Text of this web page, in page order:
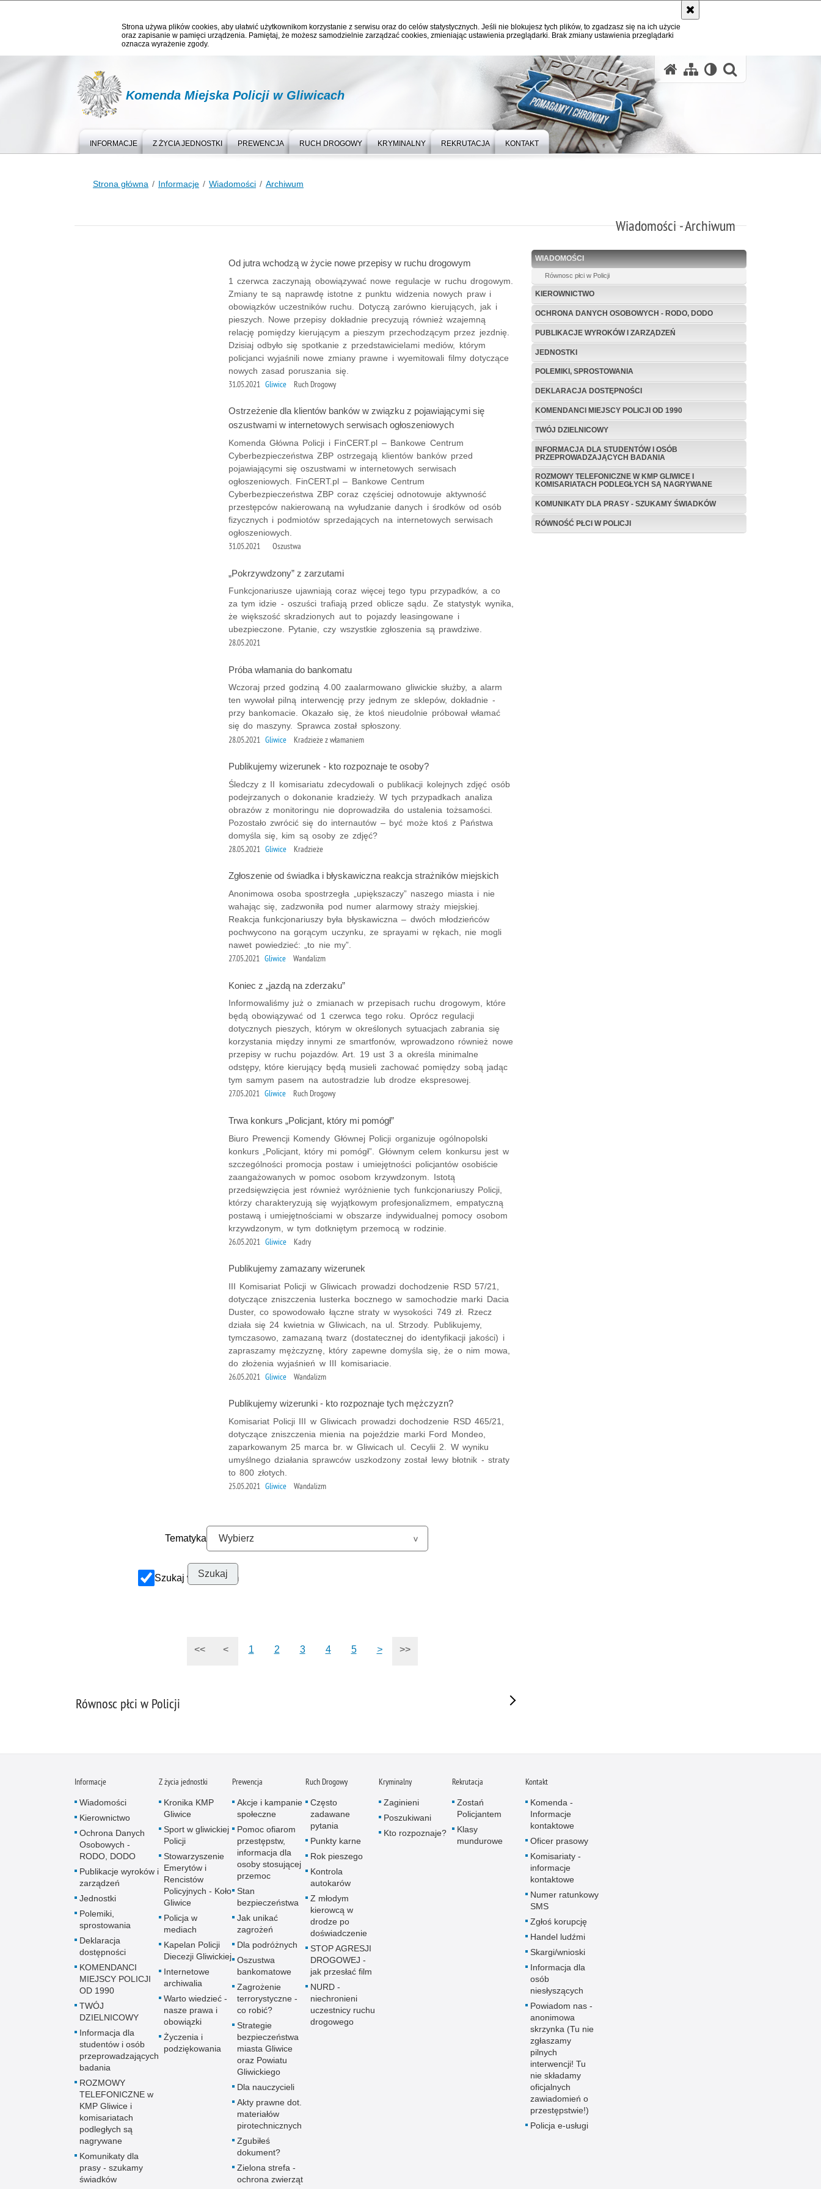
Strona używa plików cookies, aby ułatwić użytkownikom korzystanie z serwisu oraz do celów statystycznych. Jeśli nie blokujesz tych plików, to zgadzasz się na ich użycie
oraz zapisanie w pamięci urządzenia. Pamiętaj, że możesz samodzielnie zarządzać cookies, zmieniając ustawienia przeglądarki. Brak zmiany ustawienia przeglądarki
oznacza wyrażenie zgody.
Komenda Miejska Policji w Gliwicach
INFORMACJE Z ŻYCIA JEDNOSTKI PREWENCJA RUCH DROGOWY KRYMINALNY REKRUTACJA KONTAKT
Strona główna Informacje Wiadomości Archiwum
Wiadomości - Archiwum
Od jutra wchodzą w życie nowe przepisy w ruchu drogowym
1 czerwca zaczynają obowiązywać nowe regulacje w ruchu drogowym.
Zmiany te są naprawdę istotne z punktu widzenia nowych praw i
obowiązków uczestników ruchu. Dotyczą zarówno kierujących, jak i
pieszych. Nowe przepisy dokładnie precyzują również wzajemną
relację pomiędzy kierującym a pieszym przechodzącym przez jezdnię.
Dzisiaj odbyło się spotkanie z przedstawicielami mediów, którym
policjanci wyjaśnili nowe zmiany prawne i wyemitowali filmy dotyczące
nowych zasad poruszania się.
31.05.2021 Gliwice Ruch Drogowy
Ostrzeżenie dla klientów banków w związku z pojawiającymi się
oszustwami w internetowych serwisach ogłoszeniowych
Komenda Główna Policji i FinCERT.pl – Bankowe Centrum
Cyberbezpieczeństwa ZBP ostrzegają klientów banków przed
pojawiającymi się oszustwami w internetowych serwisach
ogłoszeniowych. FinCERT.pl – Bankowe Centrum
Cyberbezpieczeństwa ZBP coraz częściej odnotowuje aktywność
przestępców nakierowaną na wyłudzanie danych i środków od osób
fizycznych i podmiotów sprzedających na internetowych serwisach
ogłoszeniowych.
31.05.2021 Oszustwa
„Pokrzywdzony” z zarzutami
Funkcjonariusze ujawniają coraz więcej tego typu przypadków, a co
za tym idzie - oszuści trafiają przed oblicze sądu. Ze statystyk wynika,
że większość skradzionych aut to pojazdy leasingowane i
ubezpieczone. Pytanie, czy wszystkie zgłoszenia są prawdziwe.
28.05.2021
Próba włamania do bankomatu
Wczoraj przed godziną 4.00 zaalarmowano gliwickie służby, a alarm
ten wywołał pilną interwencję przy jednym ze sklepów, dokładnie -
przy bankomacie. Okazało się, że ktoś nieudolnie próbował włamać
się do maszyny. Sprawca został spłoszony.
28.05.2021 Gliwice Kradzieże z włamaniem
Publikujemy wizerunek - kto rozpoznaje te osoby?
Śledczy z II komisariatu zdecydowali o publikacji kolejnych zdjęć osób
podejrzanych o dokonanie kradzieży. W tych przypadkach analiza
obrazów z monitoringu nie doprowadziła do ustalenia tożsamości.
Pozostało zwrócić się do internautów – być może ktoś z Państwa
domyśla się, kim są osoby ze zdjęć?
28.05.2021 Gliwice Kradzieże
Zgłoszenie od świadka i błyskawiczna reakcja strażników miejskich
Anonimowa osoba spostrzegła „upiększaczy” naszego miasta i nie
wahając się, zadzwoniła pod numer alarmowy straży miejskiej.
Reakcja funkcjonariuszy była błyskawiczna – dwóch młodzieńców
pochwycono na gorącym uczynku, ze sprayami w rękach, nie mogli
nawet powiedzieć: „to nie my”.
27.05.2021 Gliwice Wandalizm
Koniec z „jazdą na zderzaku”
Informowaliśmy już o zmianach w przepisach ruchu drogowym, które
będą obowiązywać od 1 czerwca tego roku. Oprócz regulacji
dotycznych pieszych, którym w określonych sytuacjach zabrania się
korzystania między innymi ze smartfonów, wprowadzono również nowe
przepisy w ruchu pojazdów. Art. 19 ust 3 a określa minimalne
odstępy, które kierujący będą musieli zachować pomiędzy sobą jadąc
tym samym pasem na autostradzie lub drodze ekspresowej.
27.05.2021 Gliwice Ruch Drogowy
Trwa konkurs „Policjant, który mi pomógł”
Biuro Prewencji Komendy Głównej Policji organizuje ogólnopolski
konkurs „Policjant, który mi pomógł”. Głównym celem konkursu jest w
szczególności promocja postaw i umiejętności policjantów osobiście
zaangażowanych w pomoc osobom krzywdzonym. Istotą
przedsięwzięcia jest również wyróżnienie tych funkcjonariuszy Policji,
którzy charakteryzują się wyjątkowym profesjonalizmem, empatyczną
postawą i umiejętnościami w obszarze indywidualnej pomocy osobom
krzywdzonym, w tym dotkniętym przemocą w rodzinie.
26.05.2021 Gliwice Kadry
Publikujemy zamazany wizerunek
III Komisariat Policji w Gliwicach prowadzi dochodzenie RSD 57/21,
dotyczące zniszczenia lusterka bocznego w samochodzie marki Dacia
Duster, co spowodowało łączne straty w wysokości 749 zł. Rzecz
działa się 24 kwietnia w Gliwicach, na ul. Strzody. Publikujemy,
tymczasowo, zamazaną twarz (dostatecznej do identyfikacji jakości) i
zapraszamy mężczyznę, który zapewne domyśla się, że o nim mowa,
do złożenia wyjaśnień w III komisariacie.
26.05.2021 Gliwice Wandalizm
Publikujemy wizerunki - kto rozpoznaje tych mężczyzn?
Komisariat Policji III w Gliwicach prowadzi dochodzenie RSD 465/21,
dotyczące zniszczenia mienia na pojeździe marki Ford Mondeo,
zaparkowanym 25 marca br. w Gliwicach ul. Cecylii 2. W wyniku
umyślnego działania sprawców uszkodzony został lewy błotnik - straty
to 800 złotych.
25.05.2021 Gliwice Wandalizm
Tematyka
Szukaj w archiwum
<< < 1 2 3 4 5 > >>
Równosc płci w Policji
WIADOMOŚCI
Równosc płci w Policji
KIEROWNICTWO
OCHRONA DANYCH OSOBOWYCH - RODO, DODO
PUBLIKACJE WYROKÓW I ZARZĄDZEŃ
JEDNOSTKI
POLEMIKI, SPROSTOWANIA
DEKLARACJA DOSTĘPNOŚCI
KOMENDANCI MIEJSCY POLICJI OD 1990
TWÓJ DZIELNICOWY
INFORMACJA DLA STUDENTÓW I OSÓB
PRZEPROWADZAJĄCYCH BADANIA
ROZMOWY TELEFONICZNE W KMP GLIWICE I
KOMISARIATACH PODLEGŁYCH SĄ NAGRYWANE
KOMUNIKATY DLA PRASY - SZUKAMY ŚWIADKÓW
RÓWNOŚĆ PŁCI W POLICJI
Informacje
Wiadomości
Kierownictwo
Ochrona Danych
Osobowych -
RODO, DODO
Publikacje wyroków i
zarządzeń
Jednostki
Polemiki,
sprostowania
Deklaracja
dostępności
KOMENDANCI
MIEJSCY POLICJI
OD 1990
TWÓJ
DZIELNICOWY
Informacja dla
studentów i osób
przeprowadzających
badania
ROZMOWY
TELEFONICZNE w
KMP Gliwice i
komisariatach
podległych są
nagrywane
Komunikaty dla
prasy - szukamy
świadków
Z życia jednostki
Kronika KMP
Gliwice
Sport w gliwickiej
Policji
Stowarzyszenie
Emerytów i
Rencistów
Policyjnych - Koło
Gliwice
Policja w
mediach
Kapelan Policji
Diecezji Gliwickiej
Internetowe
archiwalia
Warto wiedzieć -
nasze prawa i
obowiązki
Życzenia i
podziękowania
Prewencja
Akcje i kampanie
społeczne
Pomoc ofiarom
przestępstw,
informacja dla
osoby stosującej
przemoc
Stan
bezpieczeństwa
Jak unikać
zagrożeń
Dla podróżnych
Oszustwa
bankomatowe
Zagrożenie
terrorystyczne -
co robić?
Strategie
bezpieczeństwa
miasta Gliwice
oraz Powiatu
Gliwickiego
Dla nauczycieli
Akty prawne dot.
materiałów
pirotechnicznych
Zgubiłeś
dokument?
Zielona strefa -
ochrona zwierząt
Ruch Drogowy
Często
zadawane
pytania
Punkty karne
Rok pieszego
Kontrola
autokarów
Z młodym
kierowcą w
drodze po
doświadczenie
STOP AGRESJI
DROGOWEJ -
jak przesłać film
NURD -
niechronieni
uczestnicy ruchu
drogowego
Kryminalny
Zaginieni
Poszukiwani
Kto rozpoznaje?
Rekrutacja
Zostań
Policjantem
Klasy
mundurowe
Kontakt
Komenda -
Informacje
kontaktowe
Oficer prasowy
Komisariaty -
informacje
kontaktowe
Numer ratunkowy
SMS
Zgłoś korupcję
Handel ludźmi
Skargi/wnioski
Informacja dla
osób
niesłyszących
Powiadom nas -
anonimowa
skrzynka (Tu nie
zgłaszamy
pilnych
interwencji! Tu
nie składamy
oficjalnych
zawiadomień o
przestępstwie!)
Policja e-usługi